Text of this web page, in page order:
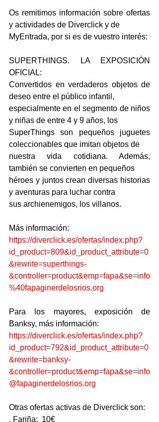
Os remitimos información sobre ofertas
y actividades de Diverclick y de
MyEntrada, por si es de vuestro interés:
SUPERTHINGS. LA EXPOSICIÓN
OFICIAL:
Convertidos en verdaderos objetos de
deseo entre el público infantil,
especialmente en el segmento de niños
y niñas de entre 4 y 9 años, los
SuperThings son pequeños juguetes
coleccionables que imitan objetos de
nuestra vida cotidiana. Además,
también se convierten en pequeños
héroes y juntos crean diversas historias
y aventuras para luchar contra
sus archienemigos, los villanos.
Más información:
https://diverclick.es/ofertas/index.php?
id_product=809&id_product_attribute=0
&rewrite=superthings-
&controller=product&emp=fapa&se=info
%40fapaginerdelosrios.org
Para los mayores, exposición de
Banksy, más información:
https://diverclick.es/ofertas/index.php?
id_product=792&id_product_attribute=0
&rewrite=banksy-
&controller=product&emp=fapa&se=info
@fapaginerdelosrios.org
Otras ofertas activas de Diverclick son:
. Fariña:  10€